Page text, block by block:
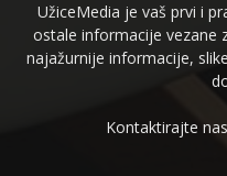
UžiceMedia je vaš prvi i
ostale informacije vezane
najažurnije informacije,
Kontaktirajte